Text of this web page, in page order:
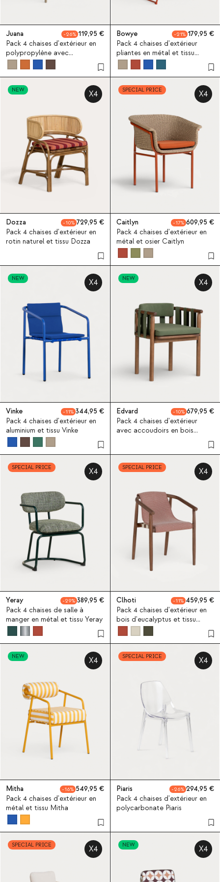
Juana 26
119,95
Pack 4 chaises d'extérieur en
polypropylène avec
accoudoirs Juana
Bowye 21
179,95
Pack 4 chaises d'extérieur
pliantes en métal et tissu
Bowye
NEW X4
Dozza 10
729,95
Pack 4 chaises d'extérieur en
rotin naturel et tissu Dozza
SPECIAL PRICE X4
Caitlyn 17
609,95
Pack 4 chaises d'extérieur en
métal et osier Caitlyn
NEW X4
Vinke 11
344,95
Pack 4 chaises d'extérieur en
aluminium et tissu Vinke
NEW X4
Edvard 10
679,95
Pack 4 chaises d'extérieur
avec accoudoirs en bois
SPECIAL PRICE X4
Yeray 29
389,95
Pack 4 chaises de salle à
manger en métal et tissu Yeray
SPECIAL PRICE X4
Clhoti 11
459,95
Pack 4 chaises d'extérieur en
bois d'eucalyptus et tissu
Clhoti
NEW X4
Mitha 16
549,95
Pack 4 chaises d'extérieur en
métal et tissu Mitha
SPECIAL PRICE X4
Piaris 26
294,95
Pack 4 chaises d'extérieur en
polycarbonate Piaris
SPECIAL PRICE X4 NEW X4